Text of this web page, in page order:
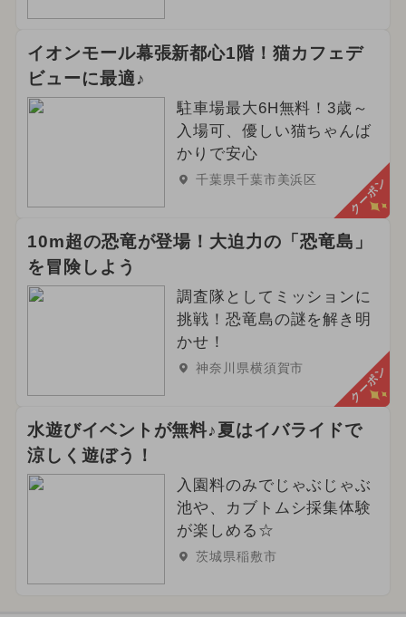
イオンモール幕張新都心1階！猫カフェデ
ビューに最適♪
駐車場最大6H無料！3歳～
入場可、優しい猫ちゃんば
かりで安心
千葉県千葉市美浜区 クーポン
10m超の恐竜が登場！大迫力の「恐竜島」
を冒険しよう
調査隊としてミッションに
挑戦！恐竜島の謎を解き明
かせ！
神奈川県横須賀市 クーポン
水遊びイベントが無料♪夏はイバライドで
涼しく遊ぼう！
入園料のみでじゃぶじゃぶ
池や、カブトムシ採集体験
が楽しめる☆
茨城県稲敷市